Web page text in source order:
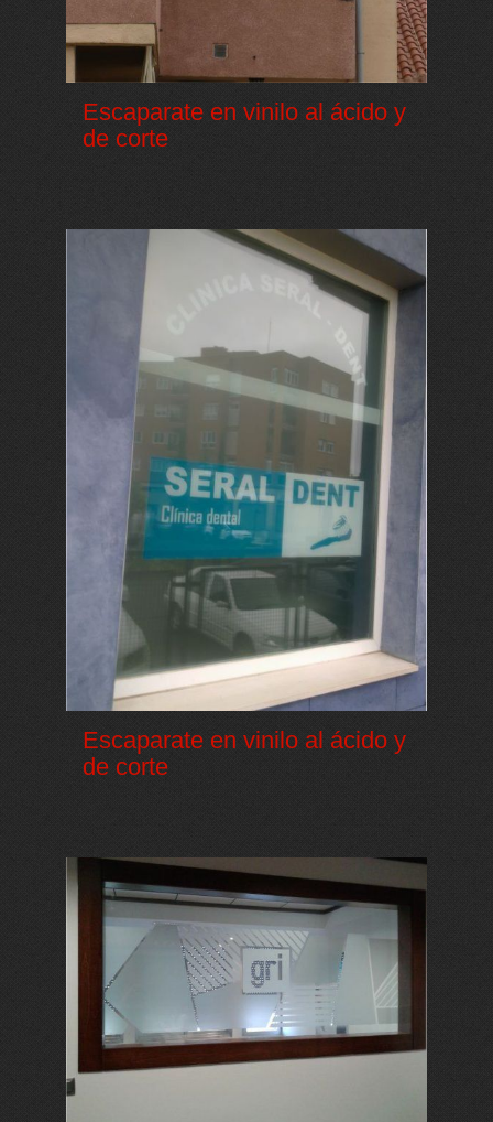
Escaparate en vinilo al ácido y
de corte
Escaparate en vinilo al ácido y
de corte